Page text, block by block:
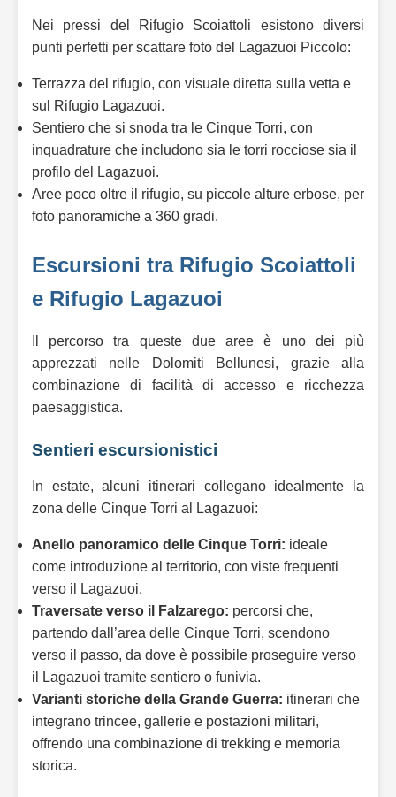
Nei pressi del Rifugio Scoiattoli esistono diversi
punti perfetti per scattare foto del Lagazuoi Piccolo:
Terrazza del rifugio, con visuale diretta sulla vetta e
sul Rifugio Lagazuoi.
Sentiero che si snoda tra le Cinque Torri, con
inquadrature che includono sia le torri rocciose sia il
profilo del Lagazuoi.
Aree poco oltre il rifugio, su piccole alture erbose, per
foto panoramiche a 360 gradi.
Escursioni tra Rifugio Scoiattoli
e Rifugio Lagazuoi
Il percorso tra queste due aree è uno dei più
apprezzati nelle Dolomiti Bellunesi, grazie alla
combinazione di facilità di accesso e ricchezza
paesaggistica.
Sentieri escursionistici
In estate, alcuni itinerari collegano idealmente la
zona delle Cinque Torri al Lagazuoi:
Anello panoramico delle Cinque Torri: ideale
come introduzione al territorio, con viste frequenti
verso il Lagazuoi.
Traversate verso il Falzarego: percorsi che,
partendo dall’area delle Cinque Torri, scendono
verso il passo, da dove è possibile proseguire verso
il Lagazuoi tramite sentiero o funivia.
Varianti storiche della Grande Guerra: itinerari che
integrano trincee, gallerie e postazioni militari,
offrendo una combinazione di trekking e memoria
storica.